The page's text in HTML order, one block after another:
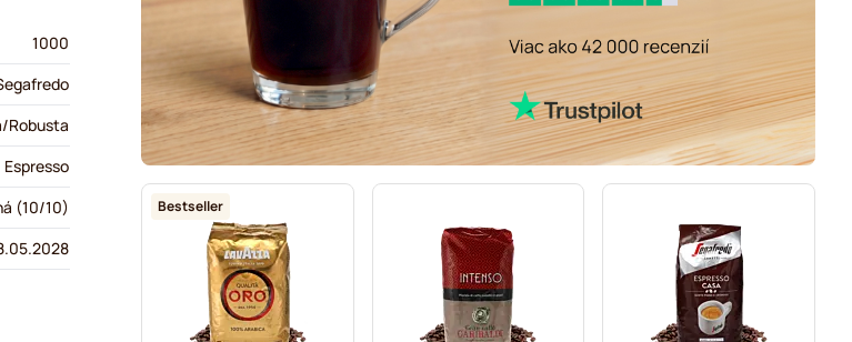
Bestseller
1000
Robusta
Espresso
(10/10)